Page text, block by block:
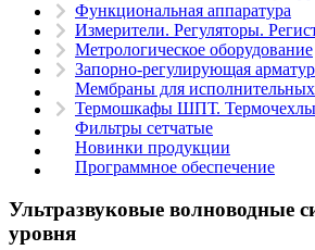
Функциональная аппаратура
Измерители. Регуляторы.
Метрологическое оборудование
Запорно-регулирующая
Мембраны для
Термошкафы ШПТ. Термочехлы
Фильтры сетчатые
Новинки продукции
Программное обеспечение
Ультразвуковые волноводные
уровня